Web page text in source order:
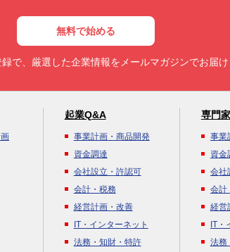
無料で始める
録で、厳選した企業情報をメールマガジンでお届け
起業Q&A
事業計画・商品開発
資金調達
会社設立・許認可
会計・税務
経営計画・改善
IT・インターネット
法務・知財・特許
専門
事業
資金
会社
会計
経営
IT・
法務